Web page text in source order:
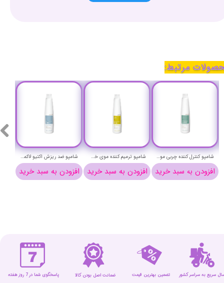
شامپو ضد ریزش اکتیو لاکمه حجم 300 میلی لیتر - Lakme k.therapy active Shampoo
افزودن به سبد خرید
شامپو ترمیم کننده موی خشک و آسیب دیده لاکمه حجم 300 میلی لیتر - Lakme k.therapy repair Shampoo
افزودن به سبد خرید
شامپو کنترل کننده چربی مو و پوست سر لاکمه حجم 300 میلی لیتر- Lakme k.therapy purifying Shampoo
افزودن به سبد خرید
مرتبط:
ضمانت اصل بودن کالا تضمین بهترین قیمت پاسخگوی شما در 7 روز هفته سریع به سراسر کشور